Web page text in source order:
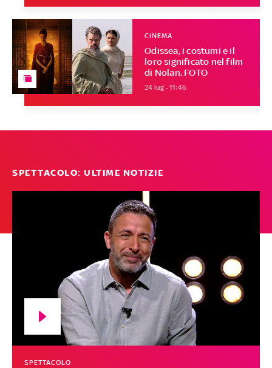
Odissea, i costumi e il
loro significato nel film
di Nolan. FOTO
CINEMA
24 lug - 11:46
SPETTACOLO: ULTIME NOTIZIE
SPETTACOLO